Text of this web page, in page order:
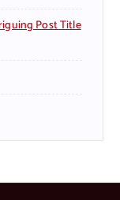
Post Title